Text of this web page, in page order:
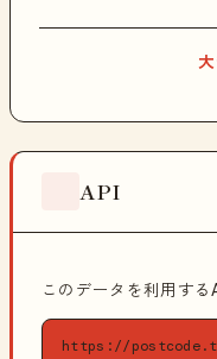
API
このデータを利用する
https://